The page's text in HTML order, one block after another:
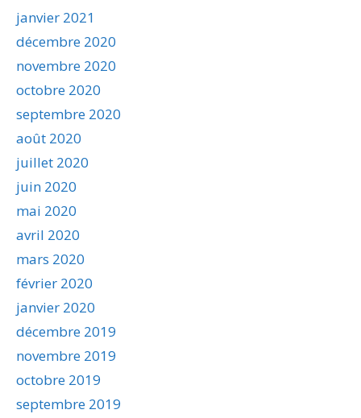
janvier 2021
décembre 2020
novembre 2020
octobre 2020
septembre 2020
août 2020
juillet 2020
juin 2020
mai 2020
avril 2020
mars 2020
février 2020
janvier 2020
décembre 2019
novembre 2019
octobre 2019
septembre 2019